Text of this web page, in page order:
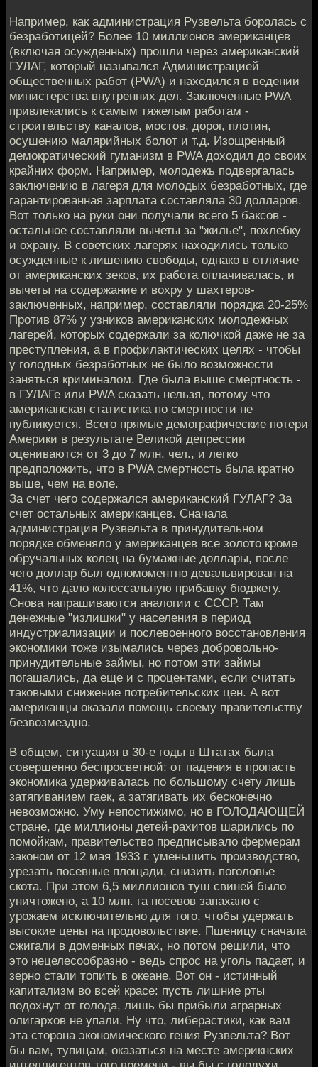
Например, как администрация Рузвельта боролась с
безработицей? Более 10 миллионов американцев
(включая осужденных) прошли через американский
ГУЛАГ, который назывался Администрацией
общественных работ (PWA) и находился в ведении
министерства внутренних дел. Заключенные PWA
привлекались к самым тяжелым работам -
строительству каналов, мостов, дорог, плотин,
осушению малярийных болот и т.д. Изощренный
демократический гуманизм в PWA доходил до своих
крайних форм. Например, молодежь подвергалась
заключению в лагеря для молодых безработных, где
гарантированная зарплата составляла 30 долларов.
Вот только на руки они получали всего 5 баксов -
остальное составляли вычеты за "жилье", похлебку
и охрану. В советских лагерях находились только
осужденные к лишению свободы, однако в отличие
от американских зеков, их работа оплачивалась, и
вычеты на содержание и вохру у шахтеров-
заключенных, например, составляли порядка 20-25%
Против 87% у узников американских молодежных
лагерей, которых содержали за колючкой даже не за
преступления, а в профилактических целях - чтобы
у голодных безработных не было возможности
заняться криминалом. Где была выше смертность -
в ГУЛАГе или PWA сказать нельзя, потому что
американская статистика по смертности не
публикуется. Всего прямые демографические потери
Америки в результате Великой депрессии
оцениваются от 3 до 7 млн. чел., и легко
предположить, что в PWA смертность была кратно
выше, чем на воле.
За счет чего содержался американский ГУЛАГ? За
счет остальных американцев. Сначала
администрация Рузвельта в принудительном
порядке обменяло у американцев все золото кроме
обручальных колец на бумажные доллары, после
чего доллар был одномоментно девальвирован на
41%, что дало колоссальную прибавку бюджету.
Снова напрашиваются аналогии с СССР. Там
денежные "излишки" у населения в период
индустриализации и послевоенного восстановления
экономики тоже изымались через добровольно-
принудительные займы, но потом эти займы
погашались, да еще и с процентами, если считать
таковыми снижение потребительских цен. А вот
американцы оказали помощь своему правительству
безвозмездно.
В общем, ситуация в 30-е годы в Штатах была
совершенно беспросветной: от падения в пропасть
экономика удерживалась по большому счету лишь
затягиванием гаек, а затягивать их бесконечно
невозможно. Уму непостижимо, но в ГОЛОДАЮЩЕЙ
стране, где миллионы детей-рахитов шарились по
помойкам, правительство предписывало фермерам
законом от 12 мая 1933 г. уменьшить производство,
урезать посевные площади, снизить поголовье
скота. При этом 6,5 миллионов туш свиней было
уничтожено, а 10 млн. га посевов запахано с
урожаем исключительно для того, чтобы удержать
высокие цены на продовольствие. Пшеницу сначала
сжигали в доменных печах, но потом решили, что
это нецелесообразно - ведь спрос на уголь падает, и
зерно стали топить в океане. Вот он - истинный
капитализм во всей красе: пусть лишние рты
подохнут от голода, лишь бы прибыли аграрных
олигархов не упали. Ну что, либерастики, как вам
эта сторона экономического гения Рузвельта? Вот
бы вам, тупицам, оказаться на месте америкнских